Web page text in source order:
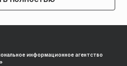
информационное агентство